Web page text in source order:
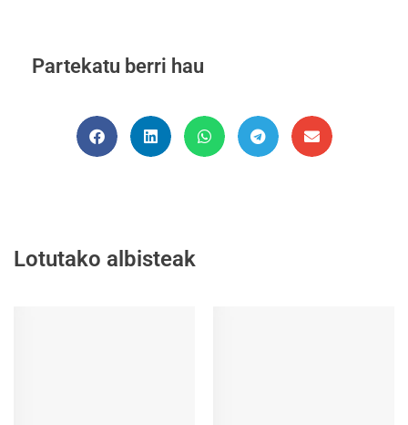
Partekatu berri hau
Lotutako albisteak